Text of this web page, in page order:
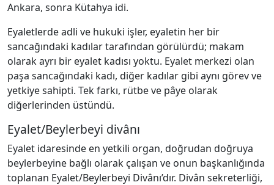
Ankara, sonra Kütahya idi.
Eyaletlerde adli ve hukuki işler, eyaletin her bir
sancağındaki kadılar tarafından görülürdü; makam
olarak ayrı bir eyalet kadısı yoktu. Eyalet merkezi olan
paşa sancağındaki kadı, diğer kadılar gibi aynı görev ve
yetkiye sahipti. Tek farkı, rütbe ve pâye olarak
diğerlerinden üstündü.
Eyalet/Beylerbeyi divânı
Eyalet idaresinde en yetkili organ, doğrudan doğruya
beylerbeyine bağlı olarak çalışan ve onun başkanlığında
toplanan Eyalet/Beylerbeyi Divânı’dır. Divân sekreterliği,